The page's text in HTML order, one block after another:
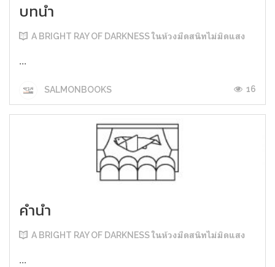
บทนำ
A BRIGHT RAY OF DARKNESS ในห้วงมืดสนิทไม่มิดแสง
...
SALMONBOOKS 16
คำนำ
A BRIGHT RAY OF DARKNESS ในห้วงมืดสนิทไม่มิดแสง
...